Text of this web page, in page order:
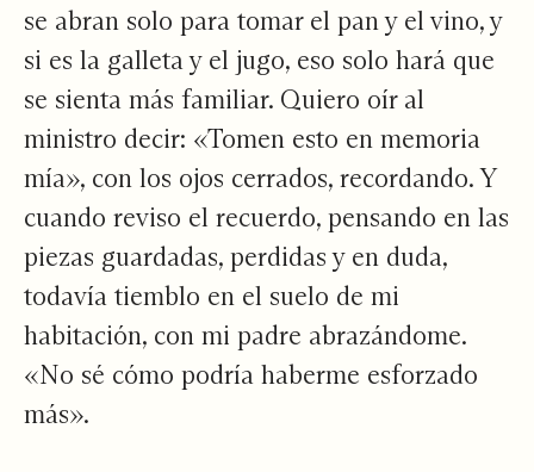
se abran solo para tomar el pan y el vino, y
si es la galleta y el jugo, eso solo hará que
se sienta más familiar. Quiero oír al
ministro decir: «Tomen esto en memoria
mía», con los ojos cerrados, recordando. Y
cuando reviso el recuerdo, pensando en las
piezas guardadas, perdidas y en duda,
todavía tiemblo en el suelo de mi
habitación, con mi padre abrazándome.
«No sé cómo podría haberme esforzado
más».